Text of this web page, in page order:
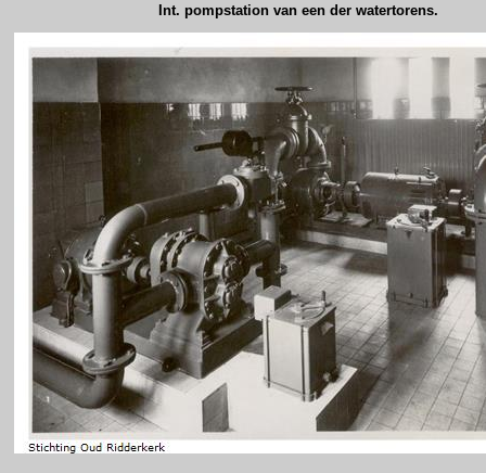
Int. pompstation van een der watertorens.